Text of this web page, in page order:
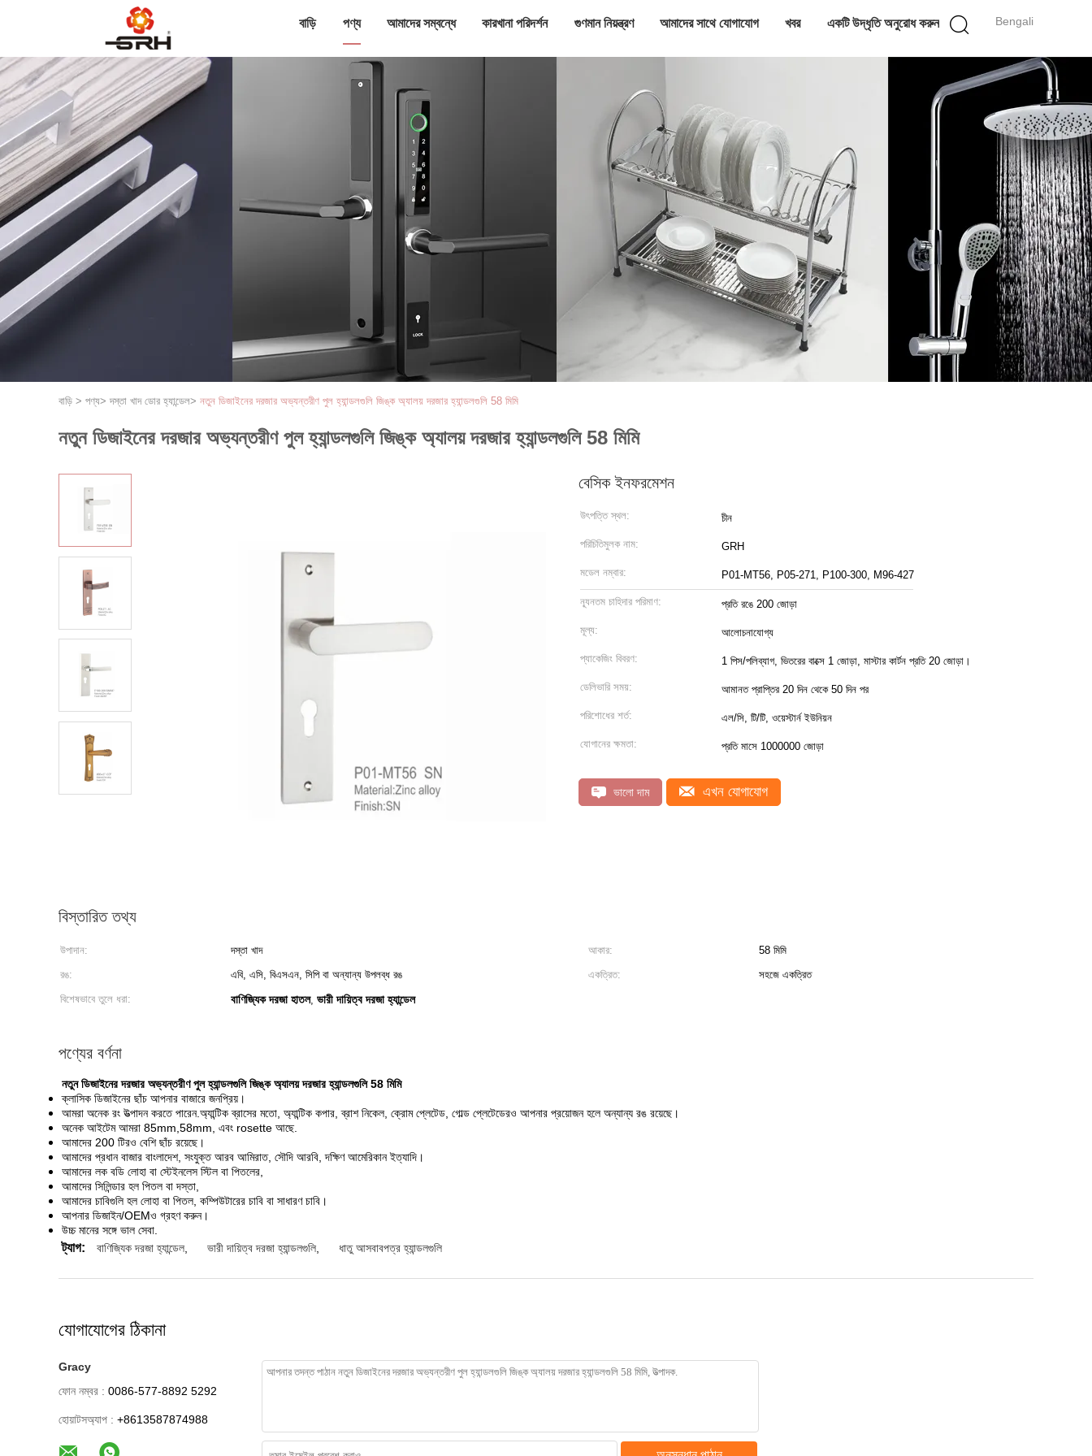
Bengali
বাড়ি পণ্য আমাদের সম্বন্ধে কারখানা পরিদর্শন গুণমান নিয়ন্ত্রণ আমাদের সাথে যোগাযোগ খবর একটি উদ্ধৃতি অনুরোধ করুন
বাড়ি > পণ্য> দস্তা খাদ ডোর হ্যান্ডেল> নতুন ডিজাইনের দরজার অভ্যন্তরীণ পুল হ্যান্ডলগুলি জিঙ্ক অ্যালয় দরজার হ্যান্ডলগুলি 58 মিমি
নতুন ডিজাইনের দরজার অভ্যন্তরীণ পুল হ্যান্ডলগুলি জিঙ্ক অ্যালয় দরজার হ্যান্ডলগুলি 58 মিমি
বেসিক ইনফরমেশন
উৎপত্তি স্থল: চীন
পরিচিতিমুলক নাম: GRH
মডেল নম্বার: P01-MT56, P05-271, P100-300, M96-427
ন্যূনতম চাহিদার পরিমাণ: প্রতি রঙে 200 জোড়া
মূল্য: আলোচনাযোগ্য
প্যাকেজিং বিবরণ: 1 পিস/পলিব্যাগ, ভিতরের বাক্সে 1 জোড়া, মাস্টার কার্টন প্রতি 20 জোড়া।
ডেলিভারি সময়: আমানত প্রাপ্তির 20 দিন থেকে 50 দিন পর
পরিশোধের শর্ত: এল/সি, টি/টি, ওয়েস্টার্ন ইউনিয়ন
যোগানের ক্ষমতা: প্রতি মাসে 1000000 জোড়া
ভালো দাম এখন যোগাযোগ
বিস্তারিত তথ্য
উপাদান: দস্তা খাদ আকার:
58 মিমি
রঙ:
এবি, এসি, বিএসএন, সিপি বা অন্যান্য উপলব্ধ রঙ একত্রিত:
সহজে একত্রিত
বিশেষভাবে তুলে ধরা:
বাণিজ্যিক দরজা হাতল, ভারী দায়িত্ব দরজা হ্যান্ডেল
পণ্যের বর্ণনা
নতুন ডিজাইনের দরজার অভ্যন্তরীণ পুল হ্যান্ডলগুলি জিঙ্ক অ্যালয় দরজার হ্যান্ডলগুলি 58 মিমি
ক্লাসিক ডিজাইনের ছাঁচ আপনার বাজারে জনপ্রিয়।
আমরা অনেক রং উত্পাদন করতে পারেন.অ্যান্টিক ব্রাসের মতো, অ্যান্টিক কপার, ব্রাশ নিকেল, ক্রোম প্লেটেড, গোল্ড প্লেটেডেরও আপনার প্রয়োজন হলে অন্যান্য রঙ রয়েছে।
অনেক আইটেম আমরা 85mm,58mm, এবং rosette আছে.
আমাদের 200 টিরও বেশি ছাঁচ রয়েছে।
আমাদের প্রধান বাজার বাংলাদেশ, সংযুক্ত আরব আমিরাত, সৌদি আরবি, দক্ষিণ আমেরিকান ইত্যাদি।
আমাদের লক বডি লোহা বা স্টেইনলেস স্টিল বা পিতলের,
আমাদের সিলিন্ডার হল পিতল বা দস্তা,
আমাদের চাবিগুলি হল লোহা বা পিতল, কম্পিউটারের চাবি বা সাধারণ চাবি।
আপনার ডিজাইন/OEMও গ্রহণ করুন।
উচ্চ মানের সঙ্গে ভাল সেবা.
ট্যাগ: বাণিজ্যিক দরজা হ্যান্ডেল ভারী দায়িত্ব দরজা হ্যান্ডলগুলি ধাতু আসবাবপত্র হ্যান্ডলগুলি
যোগাযোগের ঠিকানা
Gracy
ফোন নম্বর : 0086-577-8892 5292
হোয়াটসঅ্যাপ : +8613587874988